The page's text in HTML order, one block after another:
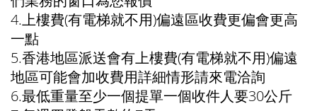
4.上樓費(有電梯就不用)偏遠區收費更偏會更高
一點
5.香港地區派送會有上樓費(有電梯就不用)偏遠
地區可能會加收費用詳細情形請來電洽詢
6.最低重量至少一個提單一個收件人要30公斤